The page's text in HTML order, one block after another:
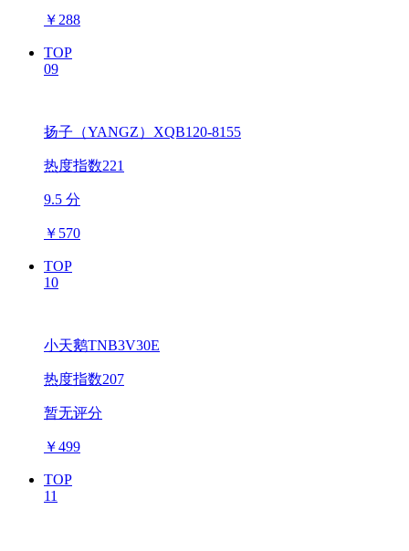
￥ 288
TOP
09
扬子（YANGZ）XQB120-8155
热度指数221
9.5 分
￥ 570
TOP
10
小天鹅TNB3V30E
热度指数207
暂无评分
￥499
TOP
11